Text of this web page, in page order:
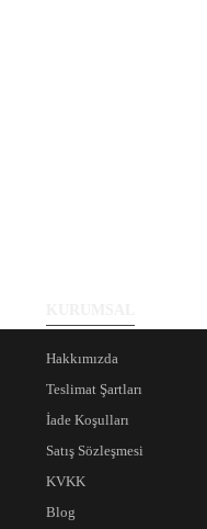
Hakkımızda
Teslimat Şartları
İade Koşulları
Satış Sözleşmesi
KVKK
Blog